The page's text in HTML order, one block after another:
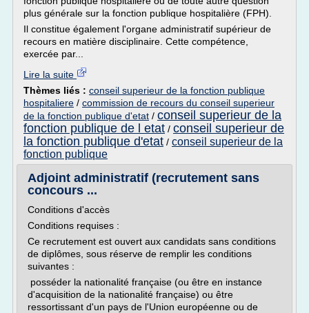
plus générale sur la fonction publique hospitalière (FPH).
Il constitue également l'organe administratif supérieur de
recours en matière disciplinaire. Cette compétence,
exercée par...
Lire la suite
Thèmes liés : conseil superieur de la fonction publique
hospitaliere / commission de recours du conseil superieur
de la fonction publique d'etat / conseil superieur de la
fonction publique de l etat / conseil superieur de
la fonction publique d'etat / conseil superieur de la
fonction publique
Adjoint administratif (recrutement sans
concours ...
Conditions d'accès
Conditions requises :
Ce recrutement est ouvert aux candidats sans conditions
de diplômes, sous réserve de remplir les conditions
suivantes :
posséder la nationalité française (ou être en instance
d'acquisition de la nationalité française) ou être
ressortissant d'un pays de l'Union européenne ou de